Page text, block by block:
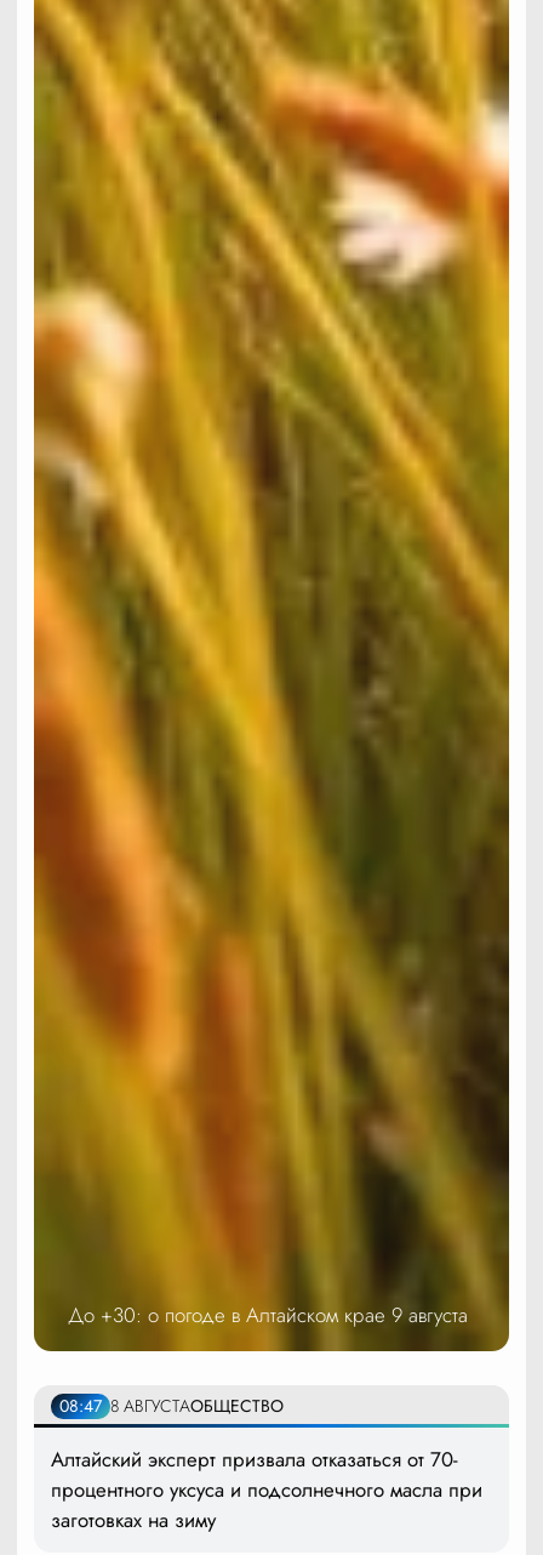
До +30: о погоде в Алтайском крае 9 августа
08:47 8 АВГУСТАОБЩЕСТВО
Алтайский эксперт призвала отказаться от 70-
процентного уксуса и подсолнечного масла при
заготовках на зиму